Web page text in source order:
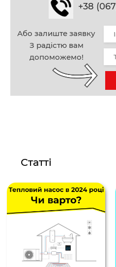
+38
Або залиште заявку
З радістю вам
допоможемо!
Статті